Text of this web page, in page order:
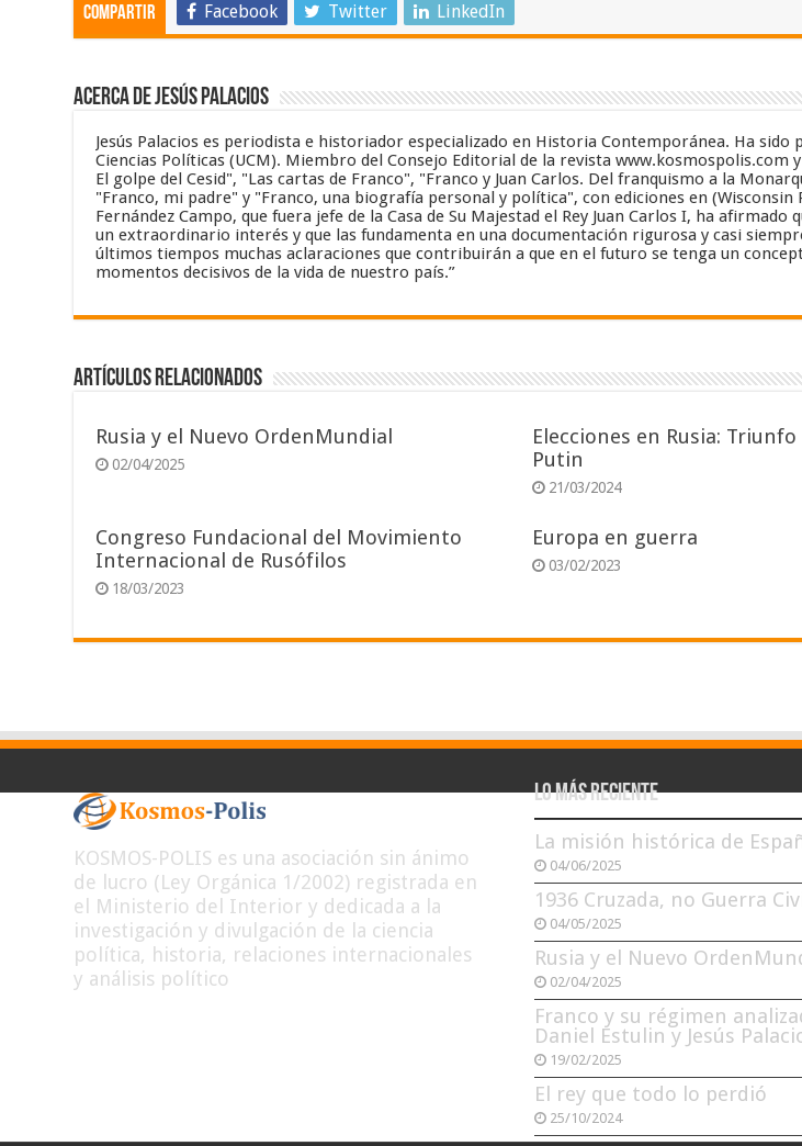
Compartir Facebook Twitter LinkedIn
Acerca de Jesús Palacios
Jesús Palacios es periodista e historiador especializado en Historia Contemporánea. Ha
Ciencias Políticas (UCM). Miembro del Consejo Editorial de la revista
El golpe del Cesid", "Las cartas de Franco", "Franco y Juan Carlos. Del franquismo a la
"Franco, mi padre" y "Franco, una biografía personal y política", con ediciones en (Wisconsin
Fernández Campo, que fuera jefe de la Casa de Su Majestad el Rey Juan Carlos I, ha
un extraordinario interés y que las fundamenta en una documentación rigurosa y casi
últimos tiempos muchas aclaraciones que contribuirán a que en el futuro se tenga un
momentos decisivos de la vida de nuestro país.”
Artículos relacionados
Rusia y el Nuevo OrdenMundial
02/04/2025
Elecciones en Rusia:
Putin
21/03/2024
Congreso Fundacional del Movimiento
Internacional de Rusófilos
18/03/2023
Europa en guerra
03/02/2023
KOSMOS-POLIS es una asociación sin ánimo
de lucro (Ley Orgánica 1/2002) registrada en
el Ministerio del Interior y dedicada a la
investigación y divulgación de la ciencia
política, historia, relaciones internacionales
y análisis político
Lo más reciente
La misión histórica de
04/06/2025
1936 Cruzada, no Guerra
04/05/2025
Rusia y el Nuevo
02/04/2025
Franco y su régimen
Daniel Estulin y Jesús
19/02/2025
El rey que todo lo perdió
25/10/2024